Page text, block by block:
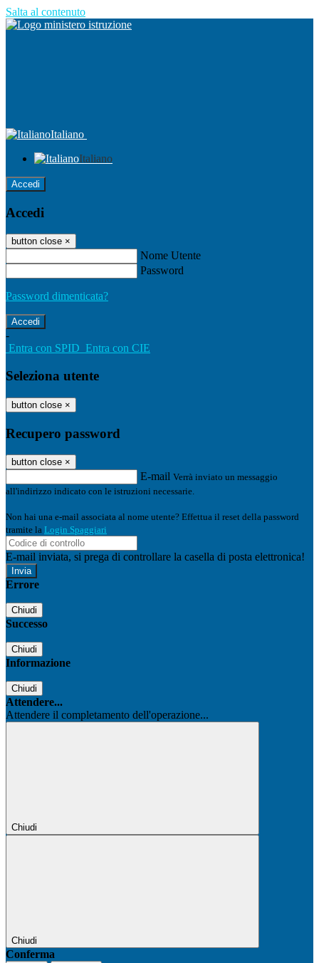
Salta al contenuto
Italiano
Italiano
Accedi
Accedi
button close ×
Nome Utente
Password
Password dimenticata?
-
Entra con SPID Entra con CIE
Seleziona utente
button close ×
Recupero password
button close ×
E-mail Verrà inviato un messaggio
all'indirizzo indicato con le istruzioni necessarie.
Non hai una e-mail associata al nome utente? Effettua il reset della password
tramite la Login Spaggiari
E-mail inviata, si prega di controllare la casella di posta elettronica!
Errore
Chiudi
Successo
Chiudi
Informazione
Chiudi
Attendere...
Attendere il completamento dell'operazione...
Chiudi
Chiudi
Conferma